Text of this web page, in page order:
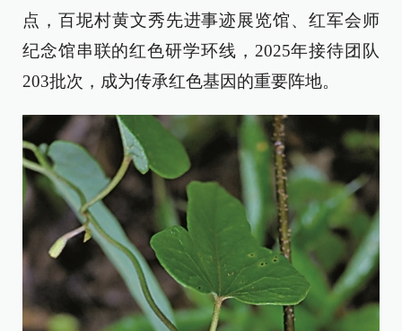
点，百坭村黄文秀先进事迹展览馆、红军会师
纪念馆串联的红色研学环线，2025年接待团队
203批次，成为传承红色基因的重要阵地。